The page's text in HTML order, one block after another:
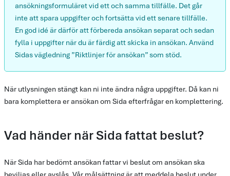
ansökningsformuläret vid ett och samma tillfälle. Det går
inte att spara uppgifter och fortsätta vid ett senare tillfälle.
En god idé är därför att förbereda ansökan separat och sedan
fylla i uppgifter när du är färdig att skicka in ansökan. Använd
Sidas vägledning ”Riktlinjer för ansökan” som stöd.
När utlysningen stängt kan ni inte ändra några uppgifter. Då kan ni
bara komplettera er ansökan om Sida efterfrågar en komplettering.
Vad händer när Sida fattat beslut?
När Sida har bedömt ansökan fattar vi beslut om ansökan ska